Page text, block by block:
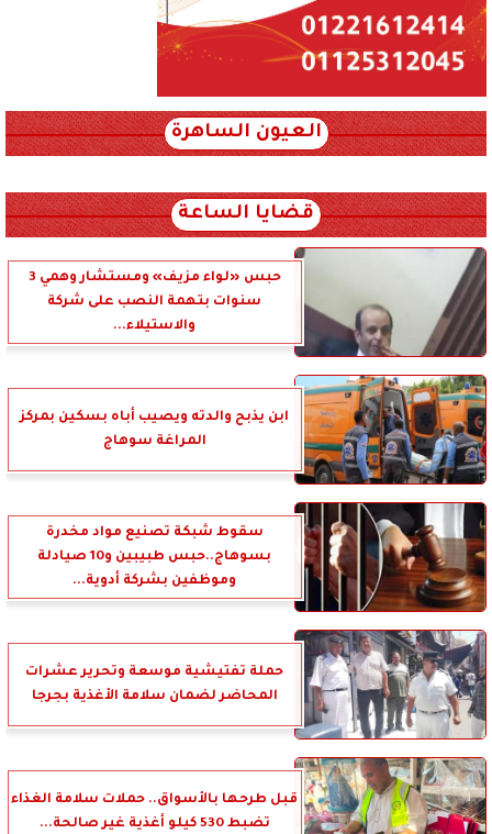
العيون الساهرة
قضايا الساعة
حبس «لواء مزيف» ومستشار وهمي 3
سنوات بتهمة النصب على شركة
والاستيلاء...
ابن يذبح والدته ويصيب أباه بسكين بمركز
المراغة سوهاج
سقوط شبكة تصنيع مواد مخدرة
بسوهاج..حبس طبيبين و10 صيادلة
وموظفين بشركة أدوية...
حملة تفتيشية موسعة وتحرير عشرات
المحاضر لضمان سلامة الأغذية بجرجا
قبل طرحها بالأسواق.. حملات سلامة الغذاء
تضبط 530 كيلو أغذية غير صالحة...